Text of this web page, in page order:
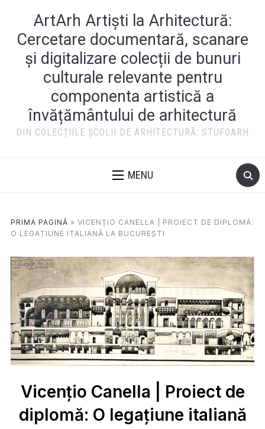
ArtArh Artiști la Arhitectură:
Cercetare documentară, scanare
și digitalizare colecții de bunuri
culturale relevante pentru
componenta artistică a
învățământului de arhitectură
DIN COLECȚIILE ȘCOLII DE ARHITECTURĂ: STUFOARH
MENU
PRIMA PAGINĂ » VICENŢIO CANELLA | PROIECT DE DIPLOMĂ:
O LEGAȚIUNE ITALIANĂ LA BUCUREȘTI
Vicenţio Canella | Proiect de
diplomă: O legațiune italiană